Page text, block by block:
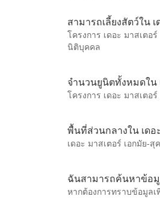
สามารถเลี้ยงสัตว์ใน
โครงการ เดอะ มาสเต
นิติบุคคล
จำนวนยูนิตทั้งหมดใน
โครงการ เดอะ มาสเต
พื้นที่ส่วนกลางใน เดอ
เดอะ มาสเตอร์ เอกมัย-
ฉันสามารถค้นหาข้อมู
หากต้องการทราบข้อมูลเ